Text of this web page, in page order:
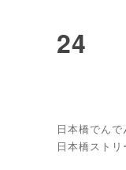
24
日本橋でん
日本橋スト